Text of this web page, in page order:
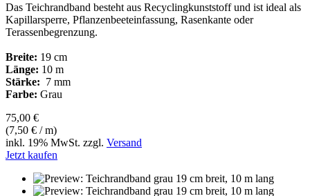
Das Teichrandband besteht aus Recyclingkunststoff und ist ideal als
Kapillarsperre, Pflanzenbeeteinfassung, Rasenkante oder
Terassenbegrenzung.
Breite: 19 cm
Länge: 10 m
Stärke: 7 mm
Farbe: Grau
75,00 €
(7,50 € / m)
inkl. 19% MwSt. zzgl. Versand
Jetzt kaufen